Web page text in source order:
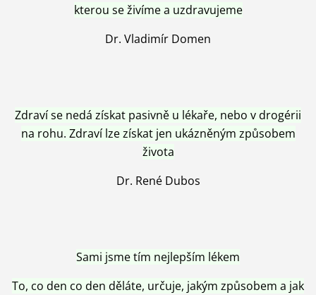
kterou se živíme a uzdravujeme
Dr. Vladimír Domen
Zdraví se nedá získat pasivně u lékaře, nebo v drogérii
na rohu. Zdraví lze získat jen ukázněným způsobem
života
Dr. René Dubos
Sami jsme tím nejlepším lékem
To, co den co den děláte, určuje, jakým způsobem a jak